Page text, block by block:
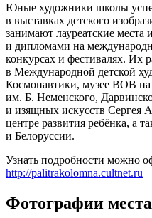
Юные художники школы
в выставках детского
занимают лауреатские места
и дипломами на
конкурсах и фестивалях. Их
в Международной детской
Космонавтики, музее ВОВ
им. Б. Неменского,
и изящных искусств Сергея
центре развития ребёнка, а
и Белоруссии.
Узнать подробности можно
http://palitrakolomna.cultnet.ru
Фотографии места